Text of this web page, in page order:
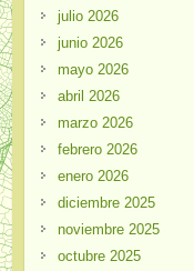
julio 2026
junio 2026
mayo 2026
abril 2026
marzo 2026
febrero 2026
enero 2026
diciembre 2025
noviembre 2025
octubre 2025